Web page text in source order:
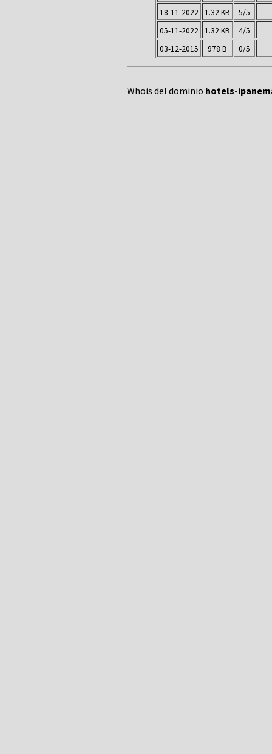
18-11-2022
1.32 KB
5/5
05-11-2022
1.32 KB
4/5
03-12-2015
978 B 0/5
Whois del dominio hotels-